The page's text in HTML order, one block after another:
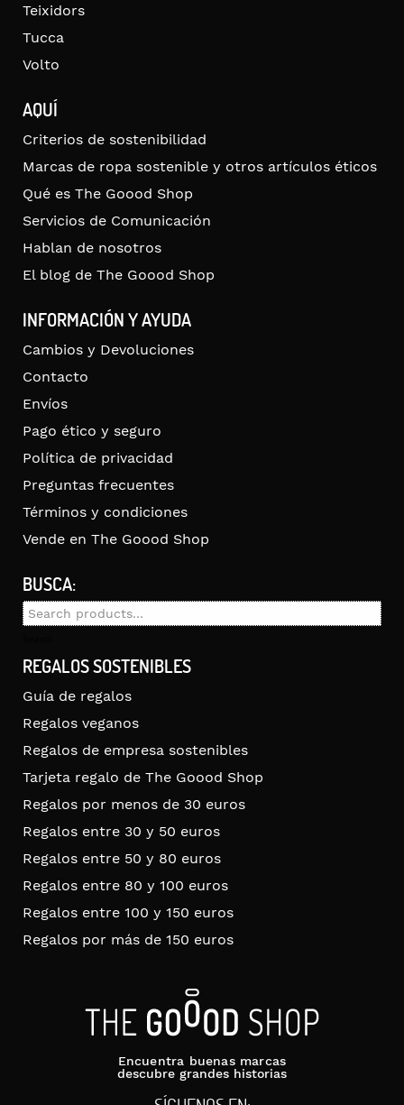
Teixidors
Tucca
Volto
AQUÍ
Criterios de sostenibilidad
Marcas de ropa sostenible y otros artículos éticos
Qué es The Goood Shop
Servicios de Comunicación
Hablan de nosotros
El blog de The Goood Shop
INFORMACIÓN Y AYUDA
Cambios y Devoluciones
Contacto
Envíos
Pago ético y seguro
Política de privacidad
Preguntas frecuentes
Términos y condiciones
Vende en The Goood Shop
BUSCA:
Search
REGALOS SOSTENIBLES
Guía de regalos
Regalos veganos
Regalos de empresa sostenibles
Tarjeta regalo de The Goood Shop
Regalos por menos de 30 euros
Regalos entre 30 y 50 euros
Regalos entre 50 y 80 euros
Regalos entre 80 y 100 euros
Regalos entre 100 y 150 euros
Regalos por más de 150 euros
Encuentra buenas marcas
descubre grandes historias